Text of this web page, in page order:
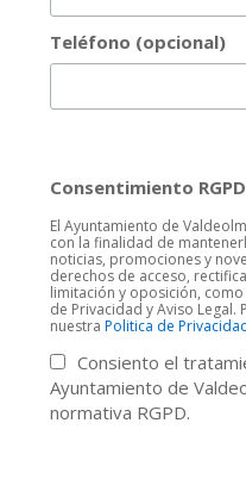
Teléfono (opcional)
Consentimiento RGPD
El Ayuntamiento de
con la finalidad de
noticias, promociones y
derechos de acceso,
limitación y oposición,
de Privacidad y Aviso
nuestra Politica de
Consiento el
Ayuntamiento de
normativa RGPD.